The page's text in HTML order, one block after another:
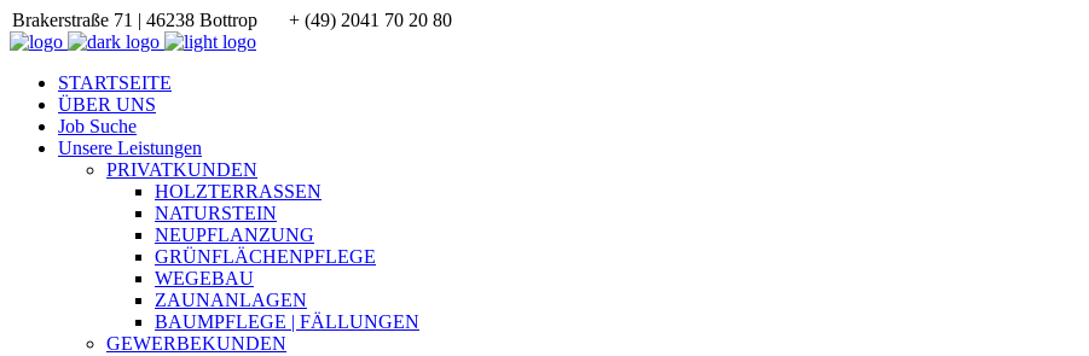
Brakerstraße 71 | 46238 Bottrop + (49) 2041 70 20 80
STARTSEITE
ÜBER UNS
Job Suche
Unsere Leistungen
PRIVATKUNDEN
HOLZTERRASSEN
NATURSTEIN
NEUPFLANZUNG
GRÜNFLÄCHENPFLEGE
WEGEBAU
ZAUNANLAGEN
BAUMPFLEGE | FÄLLUNGEN
GEWERBEKUNDEN